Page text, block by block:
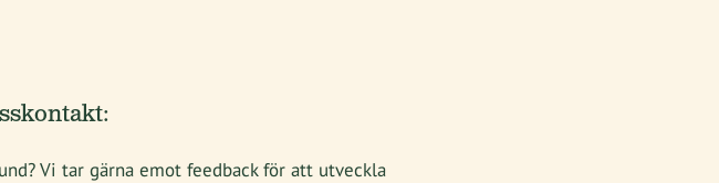
Vi tar gärna emot feedback för att utveckla